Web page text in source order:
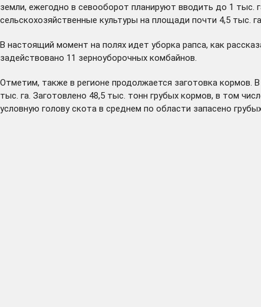
земли, ежегодно в севооборот планируют вводить до 1 тыс.
сельскохозяйственные культуры на площади почти 4,5 тыс.
В настоящий момент на полях идет уборка рапса, как
задействовано 11 зерноуборочных комбайнов.
Отметим, также в регионе продолжается заготовка кормов.
тыс. га. Заготовлено 48,5 тыс. тонн грубых кормов, в том
условную голову скота в среднем по области запасено